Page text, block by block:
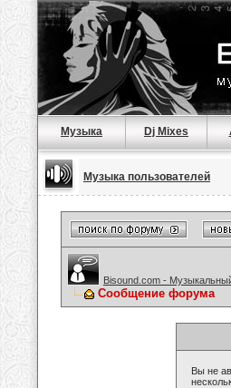
Музыка Dj Mixes
Музыка пользователей
Bisound.com -
Сообщение форума
Вы не